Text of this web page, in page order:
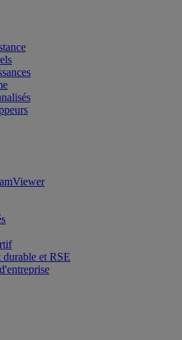
et RSE